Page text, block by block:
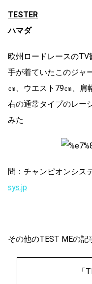
TESTER
ハマダ
欧州ロードレースの
手が着ていたこのジャ
㎝、ウエスト79㎝、肩
右の通常タイプのレー
みた
問：チャンピオンシス
sys.jp
その他のTEST MEの記
「